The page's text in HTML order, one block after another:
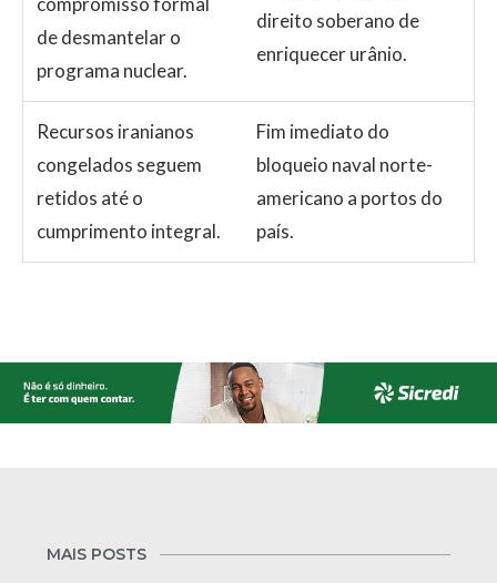
de desmantelar o
programa nuclear.
direito soberano de
enriquecer urânio.
Recursos iranianos
congelados seguem
retidos até o
cumprimento integral.
Fim imediato do
bloqueio naval norte-
americano a portos do
país.
MAIS POSTS